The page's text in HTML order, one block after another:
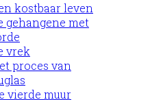
kostbaar leven
gehangene met
vrek
proces van
vierde muur